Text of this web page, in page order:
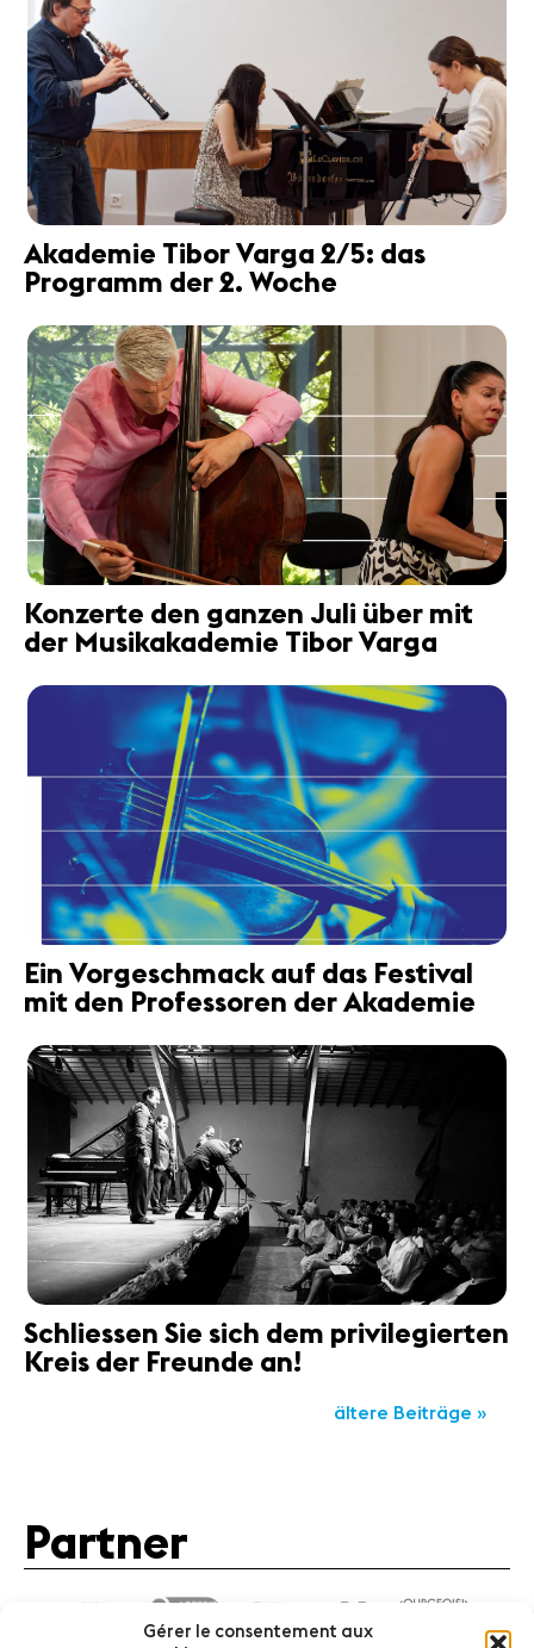
Gérer le consentement aux
Akademie Tibor Varga 2/5: das
Programm der 2. Woche
Konzerte den ganzen Juli über mit
der Musikakademie Tibor Varga
Ein Vorgeschmack auf das Festival
mit den Professoren der Akademie
Schliessen Sie sich dem privilegierten
Kreis der Freunde an!
ältere Beiträge »
Partner